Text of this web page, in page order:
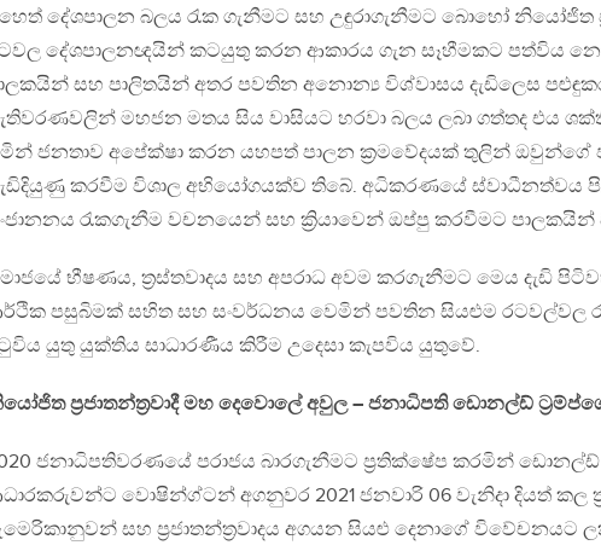
දේශපාලන බලය රැක ගැනීමට සහ උඳුරාගැනීමට බොහෝ නියෝජිත
දේශපාලනඥයින් කටයුතු කරන ආකාරය ගැන සෑහීමකට පත්විය
සහ පාලිතයින් අතර පවතින අනොන්‍ය විශ්වාසය දැඩිලෙස
මහජන මතය සිය වාසියට හරවා බලය ලබා ගත්තද එය
ජනතාව අපේක්ෂා කරන යහපත් පාලන ක්‍රමවේදයක් තුලින්
කරවීම විශාල අභියෝගයක්ව තිබේ. අධිකරණයේ ස්වාධීනත්වය
රැකගැනීම වචනයෙන් සහ ක්‍රියාවෙන් ඔප්පු කරවීමට පාලකයින්
භීෂණය, ත්‍රස්තවාදය සහ අපරාධ අවම කරගැනීමට මෙය දැඩි
පසුබිමක් සහිත සහ සංවර්ධනය වෙමින් පවතින සියළුම රටවල්වල
යුතු යුක්තිය සාධාරණීය කිරීම උදෙසා කැපවිය යුතුවේ.
ප්‍රජාතන්ත්‍රවාදී මහ දෙවොලේ අවුල – ජනාධිපති ඩොනල්ඩ්
ජනාධිපතිවරණයේ පරාජය බාරගැනීමට ප්‍රතික්ෂේප කරමින් ඩොනල්ඩ්
වොෂින්ග්ටන් අගනුවර 2021 ජනවාරි 06 වැනිදා දියත් කල
සහ ප්‍රජාතන්ත්‍රවාදය අගයන සියළු දෙනාගේ විවේචනයට